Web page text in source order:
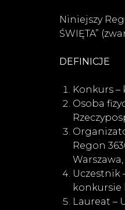
Niniejszy
ŚWIĘTA”
DEFINICJE
Konkurs –
Osoba
Regon
Warszawa,
Uczestnik
konkursie
Laureat –